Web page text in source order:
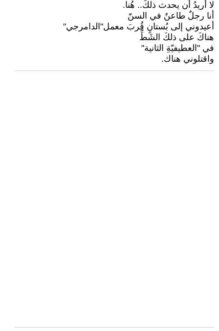
لا أُريدُ أن يحدث ذلكَ.. هُنا.
أنا رجلٌ طاعنٌ في السنّ
أعيدوني إلى بُستانٍ قُربَ معمل"الدامرجي"
هناكَ على ذلكَ الشَطِّ
في "العطيفيّةِ الثانية"
واقتلوني هناك.